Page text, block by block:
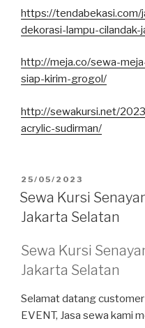
https://
dekorasi-lampu-cilandak-
http://meja.co/sewa-
siap-kirim-grogol/
http://sewakursi.net/
acrylic-sudirman/
DIPOSKAN
PADA
25/05/2023
Sewa Kursi
Jakarta Selatan
Sewa Kursi
Jakarta Selatan
Selamat datang
EVENT, Jasa sewa kami